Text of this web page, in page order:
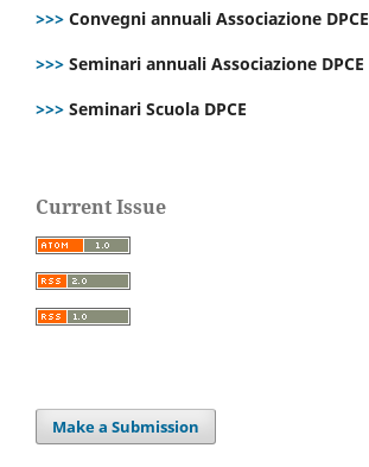
>>> Convegni annuali Associazione DPCE
>>> Seminari annuali Associazione DPCE
>>> Seminari Scuola DPCE
Current Issue
Make a Submission